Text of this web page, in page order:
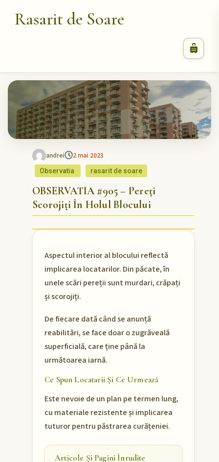
Rasarit de Soare
andrei 2 mai 2023
Observatia rasarit de soare
OBSERVATIA #905 – Pereți
Scorojiți În Holul Blocului
Aspectul interior al blocului reflectă
implicarea locatarilor. Din păcate, în
unele scări pereții sunt murdari, crăpați
și scorojiți.
De fiecare dată când se anunță
reabilitări, se face doar o zugrăveală
superficială, care ține până la
următoarea iarnă.
Ce Spun Locatarii Și Ce Urmează
Este nevoie de un plan pe termen lung,
cu materiale rezistente și implicarea
tuturor pentru păstrarea curățeniei.
Articole Și Pagini Înrudite